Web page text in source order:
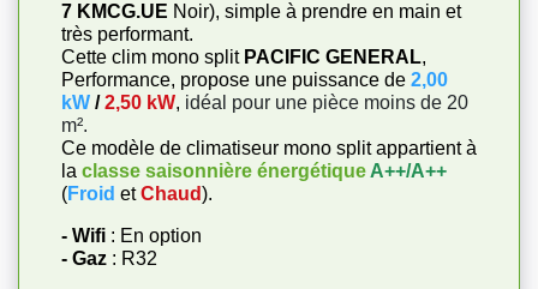
7 KMCG.UE Noir), simple à prendre en main et
très performant.
Cette clim mono split PACIFIC GENERAL,
Performance, propose une puissance de 2,00
kW /2,50 kW, idéal pour une pièce moins de 20
m².
Ce modèle de climatiseur mono split appartient à
la classe saisonnière énergétique A++/A++
(Froid et Chaud).
- Wifi : En option
- Gaz : R32